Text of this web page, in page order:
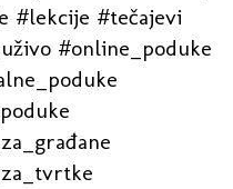
#lekcije #tečajevi
#online_poduke